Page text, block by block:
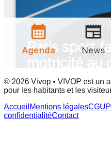
© 2026 Vivop • VIVOP est un
pour les habitants et les
Accueil Mentions légalesCGU
confidentialitéContact